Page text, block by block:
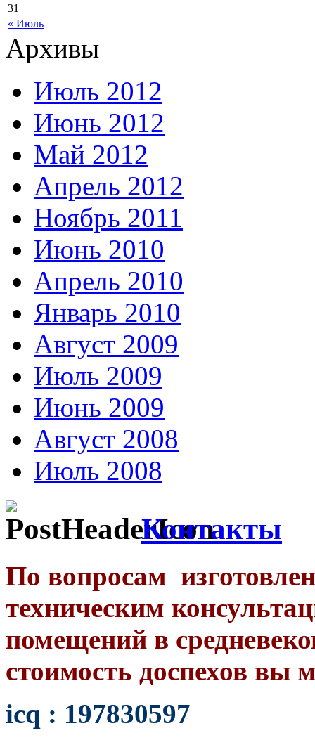
« Июль
31
Архивы
Июль 2012
Июнь 2012
Май 2012
Апрель 2012
Ноябрь 2011
Июнь 2010
Апрель 2010
Январь 2010
Август 2009
Июль 2009
Июнь 2009
Август 2008
Июль 2008
Контакты
По вопросам
техническим
помещений в
стоимость доспехов вы
icq : 197830597